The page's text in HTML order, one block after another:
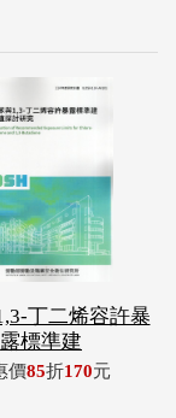
丁二烯容許暴
露標準建
價85折170元